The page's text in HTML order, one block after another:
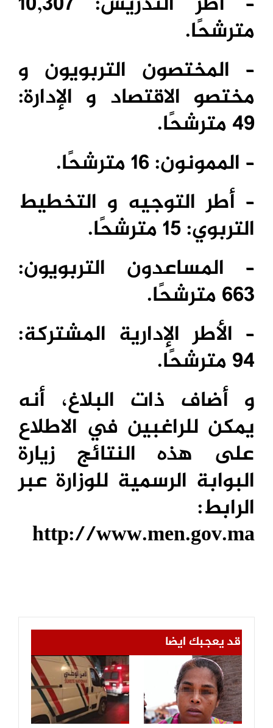
مترشحًا.
– المختصون التربويون و
مختصو الاقتصاد و الإدارة:
49 مترشحًا.
– الممونون: 16 مترشحًا.
– أطر التوجيه و التخطيط
التربوي: 15 مترشحًا.
– المساعدون التربويون:
663 مترشحًا.
– الأطر الإدارية المشتركة:
94 مترشحًا.
و أضاف ذات البلاغ، أنه
يمكن للراغبين في الاطلاع
على هذه النتائج زيارة
البوابة الرسمية للوزارة عبر
الرابط:
http://www.men.gov.ma
قد يعجبك ايضا